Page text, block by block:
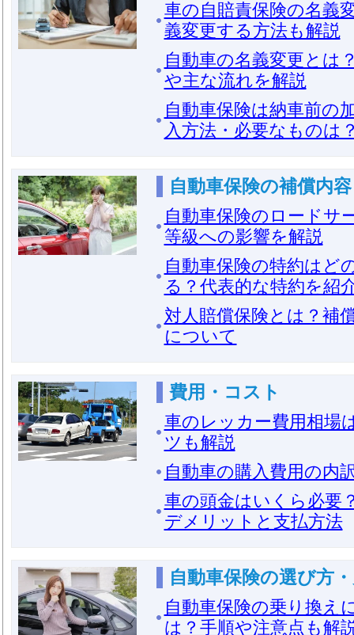
車の自賠責保険の名義
義変更する方法も解説
自動車の名義変更とは
や主な流れを解説
自動車保険は納車前の
入方法・必要なものは
自動車保険の補償内容
自動車保険のロードサ
等級への影響を解説
自動車保険の特約はど
る？代表的な特約を紹
対人賠償保険とは？補
について
費用・コスト
車のレッカー費用相場
ツも解説
自動車の購入費用の内
車の頭金はいくら必要
デメリットと支払方法
自動車保険の選び方
自動車保険の乗り換え
は？手順や注意点も解